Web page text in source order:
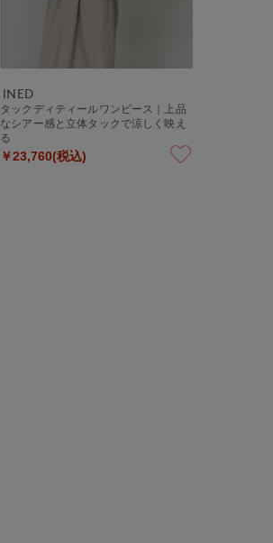
INED
タックディティールワンピース｜上品
なシアー感と立体タックで涼しく映え
る
￥23,760(税込)